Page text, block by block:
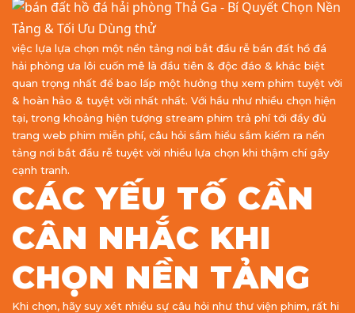
việc lựa lựa chọn một nền tảng nơi bắt đầu rễ bán đất hồ đá
hải phòng ưa lôi cuốn mê là đầu tiên & độc đáo & khác biệt
quan trọng nhất để bao lấp một hưởng thụ xem phim tuyệt vời
& hoàn hảo & tuyệt vời nhất nhất. Với hầu như nhiều chọn hiện
tại, trong khoảng hiện tượng stream phim trả phí tới đầy đủ
trang web phim miễn phí, câu hỏi sắm hiểu sắm kiếm ra nền
tảng nơi bắt đầu rễ tuyệt vời nhiều lựa chọn khi thậm chí gây
cạnh tranh.
CÁC YẾU TỐ CẦN
CÂN NHẮC KHI
CHỌN NỀN TẢNG
Khi chọn, hãy suy xét nhiều sự câu hỏi như thư viện phim, rất hi